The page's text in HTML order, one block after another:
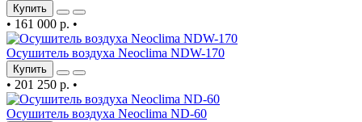
Купить
• 161 000 р. •
Осушитель воздуха Neoclima NDW-170
Купить
• 201 250 р. •
Осушитель воздуха Neoclima ND-60